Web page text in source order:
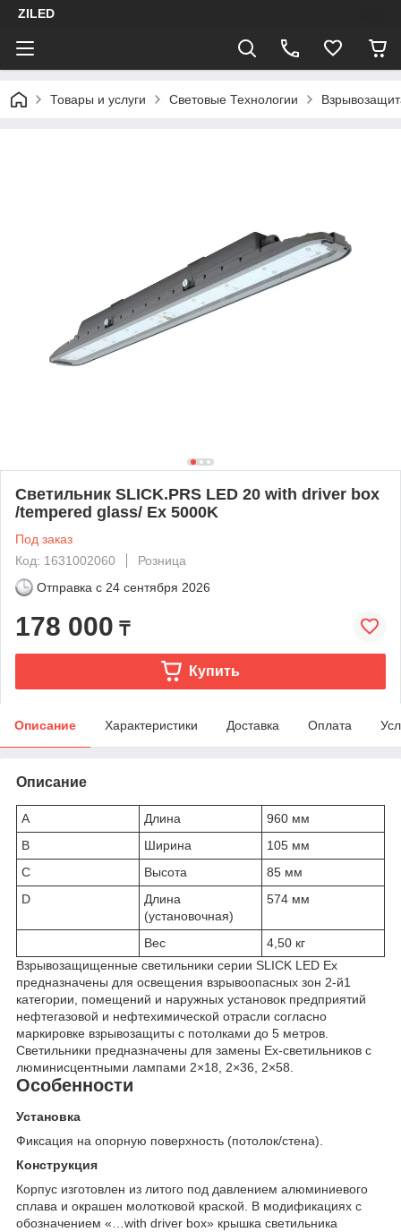
ZILED
Товары и услуги Световые Технологии
Светильник SLICK.PRS LED 20 with driver box
/tempered glass/ Ex 5000K
Под заказ
Код: 1631002060
Розница
Отправка с 24 сентября 2026
178 000 ₸
Купить
Описание Характеристики Доставка Оплата
Описание
A Длина
960 мм
B
Ширина
105 мм
C
Высота
85 мм
D
Длина
(установочная)
574 мм
Вес
4,50 кг
Взрывозащищенные светильники серии SLICK LED Ex
предназначены для освещения взрывоопасных зон 2-й1
категории, помещений и наружных установок предприятий
нефтегазовой и нефтехимической отрасли согласно
маркировке взрывозащиты с потолками до 5 метров.
Светильники предназначены для замены Ex-светильников с
люминисцентными лампами 2×18, 2×36, 2×58.
Особенности
Установка
Фиксация на опорную поверхность (потолок/стена).
Конструкция
Корпус изготовлен из литого под давлением алюминиевого
сплава и окрашен молотковой краской. В модификациях с
обозначением «…with driver box» крышка светильника